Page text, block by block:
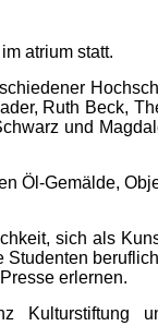
atrium statt.
Ruth Beck,
und
Öl-Gemälde,
sich als
erlernen.
Kulturstiftung